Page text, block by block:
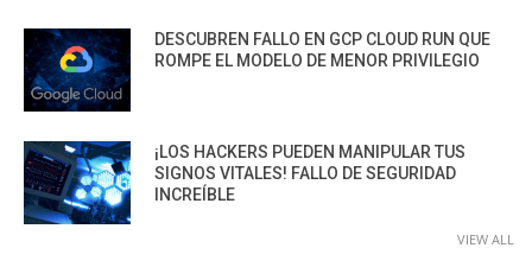
DESCUBREN FALLO EN GCP CLOUD RUN QUE
ROMPE EL MODELO DE MENOR PRIVILEGIO
¡LOS HACKERS PUEDEN MANIPULAR TUS
SIGNOS VITALES! FALLO DE SEGURIDAD
INCREÍBLE
VIEW ALL